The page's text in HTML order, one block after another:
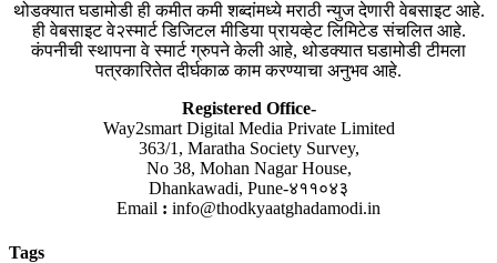
थोडक्यात घडामोडी ही कमीत कमी शब्दांमध्ये मराठी न्युज देणारी वेबसाइट आहे.
ही वेबसाइट वे२स्मार्ट डिजिटल मीडिया प्रायव्हेट लिमिटेड संचलित आहे.
कंपनीची स्थापना वे स्मार्ट ग्रुपने केली आहे, थोडक्यात घडामोडी टीमला
पत्रकारितेत दीर्घकाळ काम करण्याचा अनुभव आहे.
Registered Office-
Way2smart Digital Media Private Limited
363/1, Maratha Society Survey,
No 38, Mohan Nagar House,
Dhankawadi, Pune-४११०४३
Email : info@thodkyaatghadamodi.in
Tags